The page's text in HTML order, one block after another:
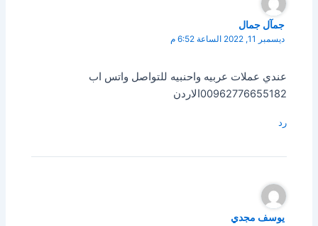
جمآل جمال
ديسمبر 11, 2022 الساعة 6:52 م
عندي عملات عربيه واحنبيه للتواصل واتس اب
00962776655182الاردن
رد
يوسف مجدي